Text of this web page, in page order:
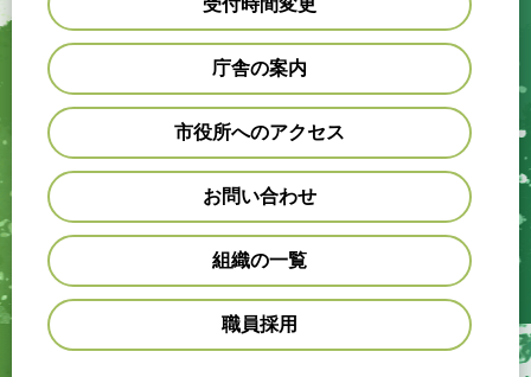
受付時間変更
庁舎の案内
市役所へのアクセス
お問い合わせ
組織の一覧
職員採用